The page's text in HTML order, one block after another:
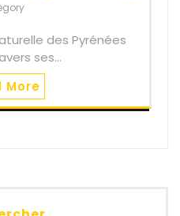
des Pyrénées
ses…
More